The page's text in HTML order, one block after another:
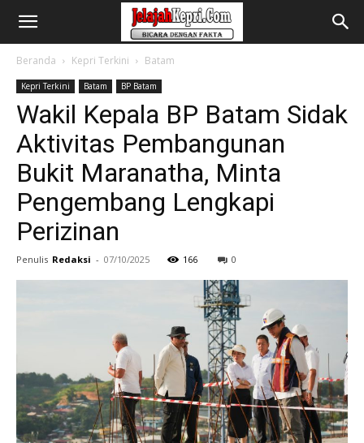
Beranda Kepri Terkini Batam
Kepri Terkini Batam BP Batam
Wakil Kepala BP Batam Sidak
Aktivitas Pembangunan
Bukit Maranatha, Minta
Pengembang Lengkapi
Perizinan
Penulis Redaksi - 07/10/2025 166 0